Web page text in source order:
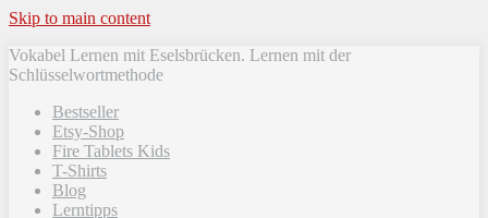
Skip to main content
Vokabel Lernen mit Eselsbrücken. Lernen mit der
Schlüsselwortmethode
Bestseller
Etsy-Shop
Fire Tablets Kids
T-Shirts
Blog
Lerntipps